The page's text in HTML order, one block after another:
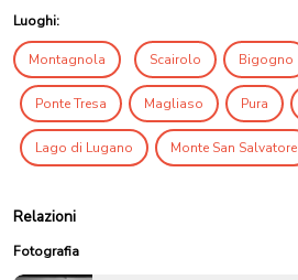
Luoghi:
Montagnola Scairolo Bigogno
Ponte Tresa Magliaso Pura
Lago di Lugano Monte San Salvatore
Relazioni
Fotografia